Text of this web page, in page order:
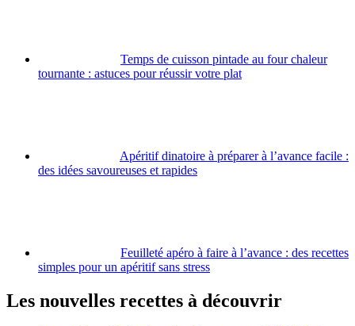
Temps de cuisson pintade au four chaleur
tournante : astuces pour réussir votre plat
Apéritif dinatoire à préparer à l’avance facile :
des idées savoureuses et rapides
Feuilleté apéro à faire à l’avance : des recettes
simples pour un apéritif sans stress
Les nouvelles recettes à découvrir